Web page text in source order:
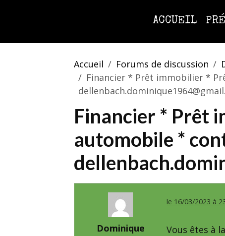
ACCUEIL
Accueil Forums de discussion
Financier * Prêt immobilier *
Financier * Prêt
automobile *
Dominique
le 16/03/2023 à
Vous êtes à